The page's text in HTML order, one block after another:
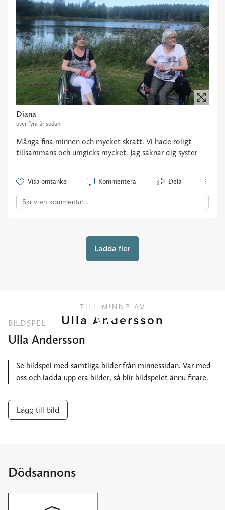
Diana
över fyra år sedan
Många fina minnen och mycket skratt. Vi hade roligt
tillsammans och umgicks mycket. Jag saknar dig syster
Visa omtanke Kommentera Dela
Skriv en kommentar…
Ladda fler
TILL MINNE AV
Ulla Andersson
BILDSPEL
Ulla Andersson
Se bildspel med samtliga bilder från minnessidan. Var med
oss och ladda upp era bilder, så blir bildspelet ännu finare.
Lägg till bild
Dödsannons